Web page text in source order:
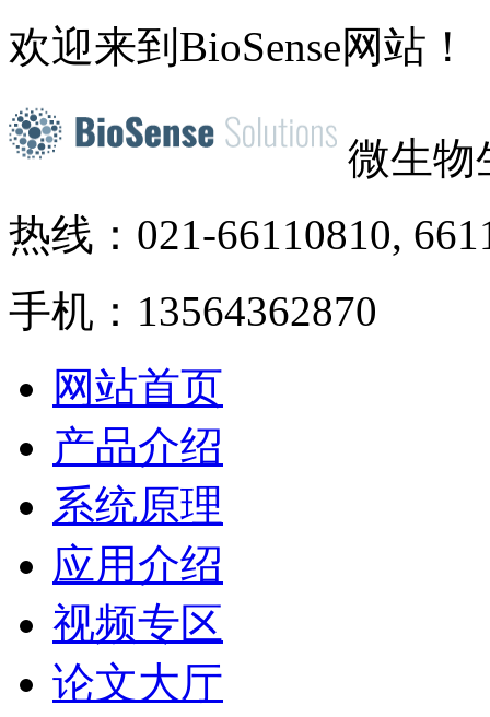
欢迎来到BioSense网站！
微生物
热线：021-66110810,
手机：13564362870
网站首页
产品介绍
系统原理
应用介绍
视频专区
论文大厅